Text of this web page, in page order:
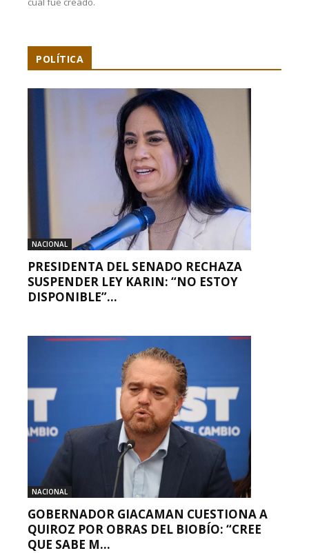
POLÍTICA
NACIONAL
PRESIDENTA DEL SENADO RECHAZA
SUSPENDER LEY KARIN: “NO ESTOY
DISPONIBLE”...
NACIONAL
GOBERNADOR GIACAMAN CUESTIONA A
QUIROZ POR OBRAS DEL BIOBÍO: “CREE
QUE SABE M...